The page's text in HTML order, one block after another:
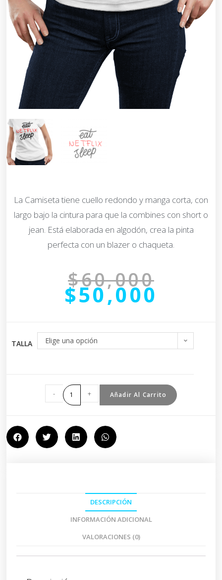
La Camiseta tiene cuello redondo y manga corta, con
largo bajo la cintura para que la combines con short o
jean. Está elaborada en algodón, crea la pinta
perfecta con un blazer o chaqueta.
$60,000
$50,000
TALLA Elige una opción
- + Añadir Al Carrito
DESCRIPCIÓN
INFORMACIÓN ADICIONAL
VALORACIONES (0)